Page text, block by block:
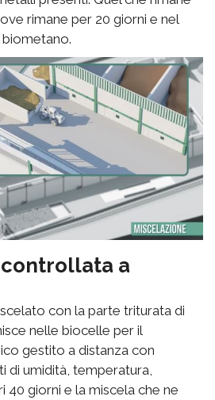
rimane per 20 giorni e nel
a
con la parte triturata di
nelle biocelle per il
gestito a distanza con
di umidità, temperatura,
40 giorni e la miscela che ne